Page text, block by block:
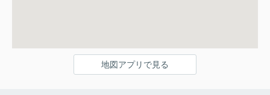
地図アプリで見る